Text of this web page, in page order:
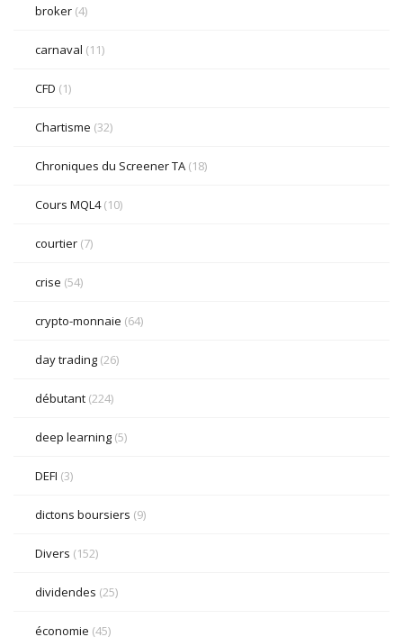
broker (4)
carnaval (11)
CFD (1)
Chartisme (32)
Chroniques du Screener TA (18)
Cours MQL4(10)
courtier (7)
crise (54)
crypto-monnaie (64)
day trading (26)
débutant (224)
deep learning (5)
DEFI (3)
dictons boursiers (9)
Divers (152)
dividendes (25)
économie (45)